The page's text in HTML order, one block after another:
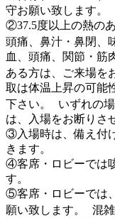
守お願い致します。
②37.5度以上の熱の
頭痛、⿐汁・⿐閉、
⾎、頭痛、関節・筋
ある方は、ご来場を
取は体温上昇の可能
下さい。 いずれの
は、入場をお断りさ
③入場時は、備え付
きます。
④客席・ロビーでは
す。
⑤客席・ロビーでは
願い致します。 混